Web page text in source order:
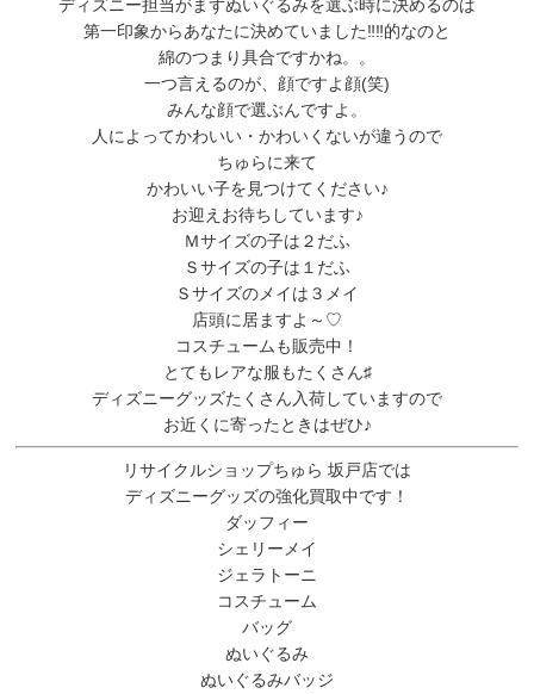
ディズニー担当がまずぬいぐるみを選ぶ時に決めるのは
第一印象からあなたに決めていました‼‼的なのと
綿のつまり具合ですかね。。
一つ言えるのが、顔ですよ顔(笑)
みんな顔で選ぶんですよ。
人によってかわいい・かわいくないが違うので
ちゅらに来て
かわいい子を見つけてください♪
お迎えお待ちしています♪
Ｍサイズの子は２だふ
Ｓサイズの子は１だふ
Ｓサイズのメイは３メイ
店頭に居ますよ～♡
コスチュームも販売中！
とてもレアな服もたくさん♯
ディズニーグッズたくさん入荷していますので
お近くに寄ったときはぜひ♪
リサイクルショップちゅら 坂戸店では
ディズニーグッズの強化買取中です！
ダッフィー
シェリーメイ
ジェラトーニ
コスチューム
バッグ
ぬいぐるみ
ぬいぐるみバッジ